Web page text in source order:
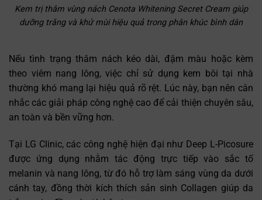
Kem trị thâm vùng nách Cenota Whitening Secret Cream giúp
dưỡng trắng và khử mùi hiệu quả trong phân khúc bình dân
Nếu tình trạng thâm nách kéo dài, đậm màu hoặc kèm
theo viêm nang lông, việc chỉ sử dụng kem bôi tại nhà
thường khó mang lại hiệu quả rõ rệt. Lúc này, bạn nên cân
nhắc các giải pháp công nghệ cao để cải thiện chuyên sâu,
an toàn và bền vững hơn.
Tại LG Clinic, các công nghệ hiện đại như Deep L-Picosure
được ứng dụng nhằm tác động trực tiếp vào sắc tố
melanin và nang lông, từ đó hỗ trợ làm sáng vùng da dưới
cánh tay, đồng thời kích thích sản sinh Collagen giúp da